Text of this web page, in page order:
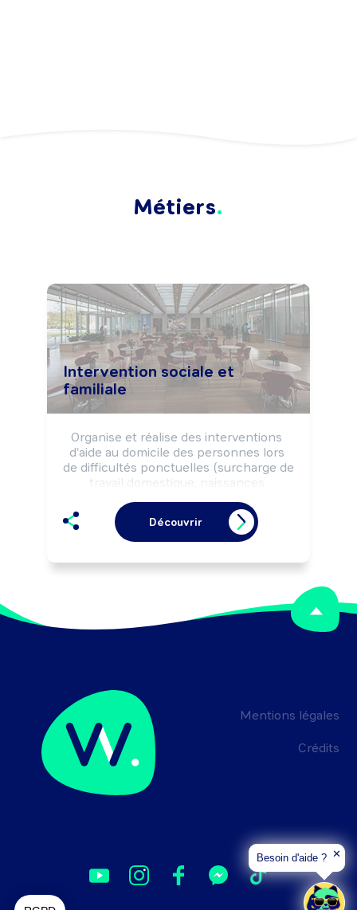
Métiers
Intervention sociale et
familiale
Organise et réalise des interventions
d'aide au domicile des personnes lors
de difficultés ponctuelles (surcharge de
travail domestique, naissances
séparation, maladie, ...) afin de maintenir
ou développer leur autonomie dans la
vie quotidienne.
conditions de séjour de personnes au
de retraite, foyer d'hébergement, ...).
Peut coordonner l'activité d'une équipe.
Découvrir
Mentions légales
Crédits
Besoin d'aide ? ✕